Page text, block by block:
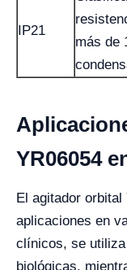
IP21
más de
YR06054
El agitador orbital
aplicaciones en
clínicos, se
biológicas,